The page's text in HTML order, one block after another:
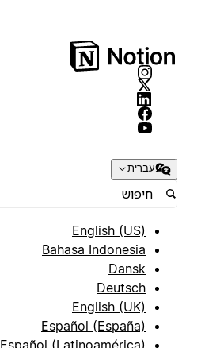
עברית
English (US)
Bahasa Indonesia
Dansk
Deutsch
English (UK)
Español (España)
Español (Latinoamérica)